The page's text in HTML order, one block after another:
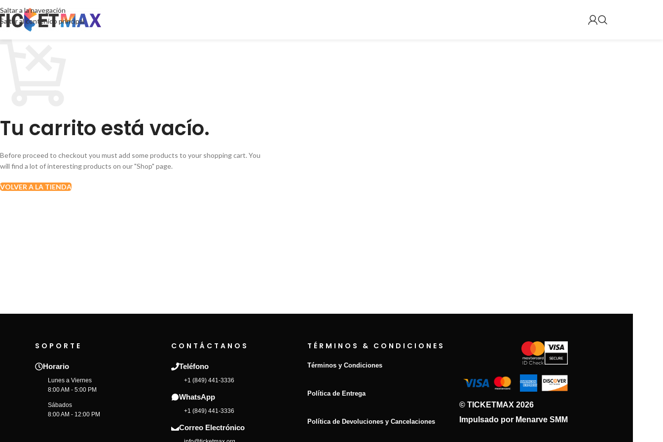
Saltar a la navegación
Saltar al contenido principal
Tu carrito está vacío.
Before proceed to checkout you must add some products to your shopping cart. You
will find a lot of interesting products on our "Shop" page.
VOLVER A LA TIENDA
SOPORTE
Horario
Lunes a Viernes
8:00 AM - 5:00 PM
Sábados
8:00 AM - 12:00 PM
CONTÁCTANOS
Teléfono
+1 (849) 441-3336
WhatsApp
+1 (849) 441-3336
Correo Electrónico
TÉRMINOS & CONDICIONES
Términos y Condiciones
Política de Entrega
Política de Devoluciones y Cancelaciones
© TICKETMAX 2026
Impulsado por Menarve SMM